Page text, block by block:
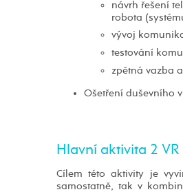
návrh řešení
robota
vývoj
testování
zpětná vazba
Ošetření duševního
Hlavní aktivita 2
Cílem této aktivity je
samostatně, tak v